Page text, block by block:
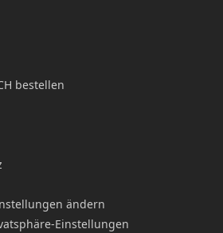
bestellen
ändern
Einstellungen